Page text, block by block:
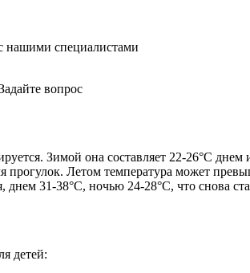
нашими специалистами
вопрос
Зимой она составляет 22-26°C
прогулок. Летом температура может
31-38°C, ночью 24-28°C, что снова
детей: